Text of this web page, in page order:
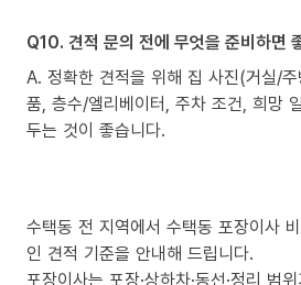
Q10. 견적 문의 전에 무엇을 준비하면
A. 정확한 견적을 위해 집 사진(거실/
품, 층수/엘리베이터, 주차 조건, 희망
두는 것이 좋습니다.
수택동 전 지역에서 수택동 포장이사
인 견적 기준을 안내해 드립니다.
포장이사는 포장·상하차·동선·정리 범